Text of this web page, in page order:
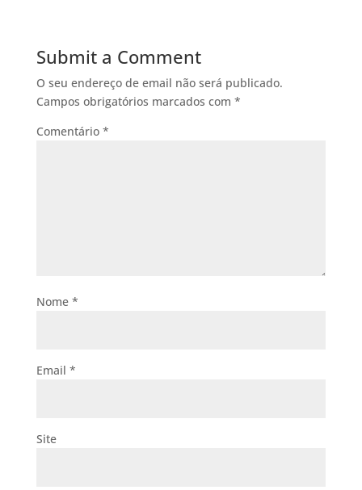
Submit a Comment
O seu endereço de email não será publicado.
Campos obrigatórios marcados com *
Comentário *
Nome *
Email *
Site